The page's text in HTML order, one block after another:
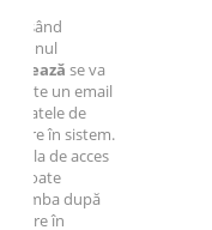
se va
un email
de
în sistem.
de acces
după